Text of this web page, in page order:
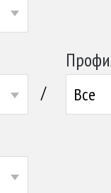
/ Все